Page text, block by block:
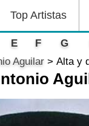
Top Artistas
E F G
Aguilar Alta y